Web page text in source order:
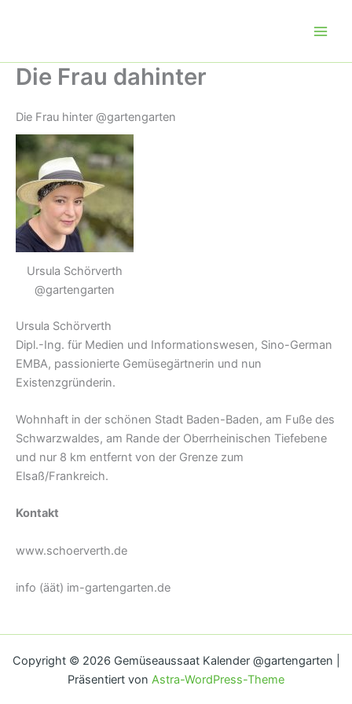
Die Frau dahinter
Die Frau hinter @gartengarten
Ursula Schörverth
@gartengarten
Ursula Schörverth
Dipl.-Ing. für Medien und Informationswesen, Sino-German
EMBA, passionierte Gemüsegärtnerin und nun
Existenzgründerin.
Wohnhaft in der schönen Stadt Baden-Baden, am Fuße des
Schwarzwaldes, am Rande der Oberrheinischen Tiefebene
und nur 8 km entfernt von der Grenze zum
Elsaß/Frankreich.
Kontakt
www.schoerverth.de
info (äät) im-gartengarten.de
Copyright © 2026 Gemüseaussaat Kalender @gartengarten |
Präsentiert von Astra-WordPress-Theme